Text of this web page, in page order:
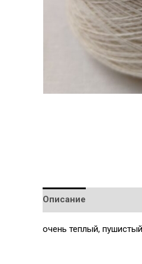
Описание
очень теплый,